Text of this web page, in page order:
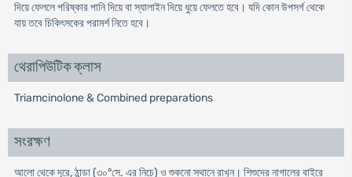
দিয়ে ফেললে পরিষ্কার পানি দিয়ে বা স্যালাইন দিয়ে ধুয়ে ফেলতে হবে। যদি কোন উপসর্গ থেকে
যায় তবে চিকিৎসকের পরামর্শ নিতে হবে।
থেরাপিউটিক ক্লাস
Triamcinolone & Combined preparations
সংরক্ষণ
আলো থেকে দূরে, ঠান্ডা (৩০°সে. এর নিচে) ও শুকনো স্থানে রাখুন। শিশুদের নাগালের বাইরে